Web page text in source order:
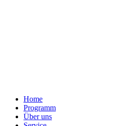
Home
Programm
Über uns